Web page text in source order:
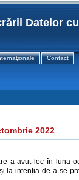
Datelor
Contact
2022
a avut loc în luna
la intenția de a se